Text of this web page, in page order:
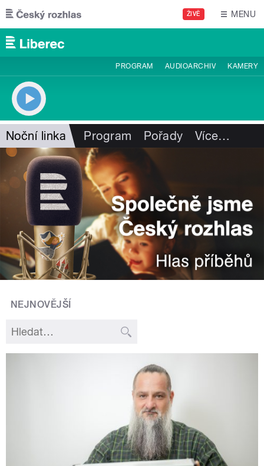
Přejít k hlavnímu obsahu
ŽIVĚ MENU
PROGRAM AUDIOARCHIV KAMERY
Noční linka Program Pořady Více…
NEJNOVĚJŠÍ